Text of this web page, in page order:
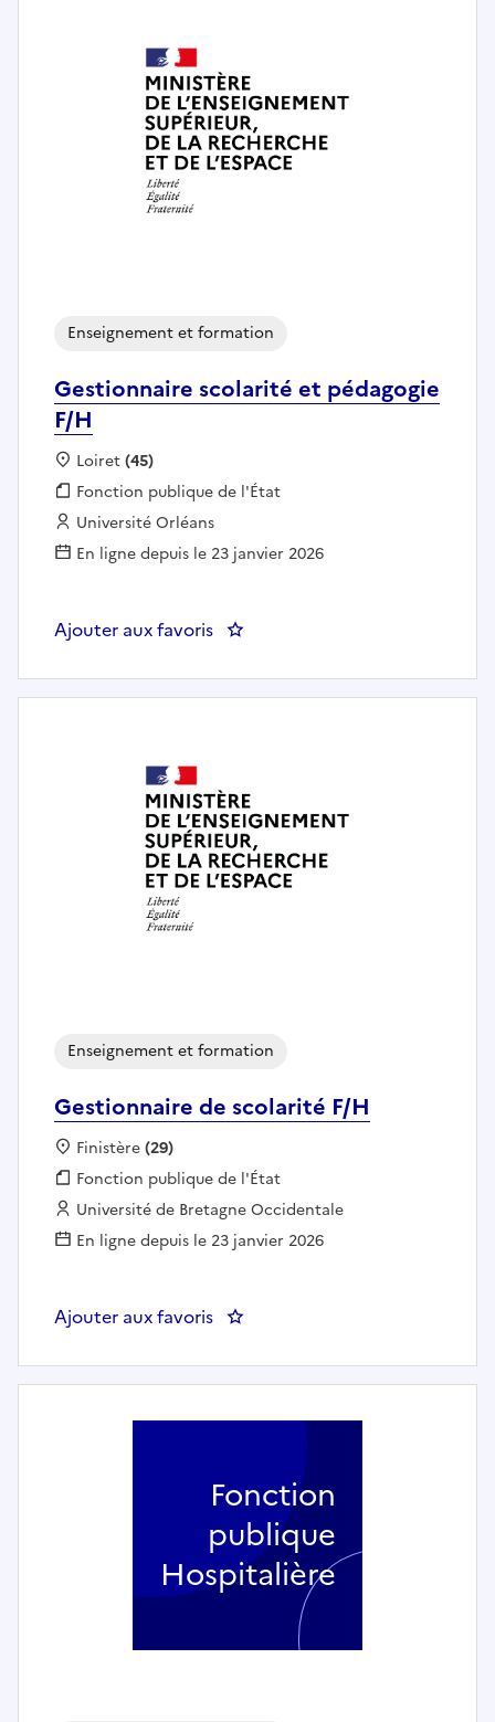
Gestionnaire scolarité et pédagogie
F/H
Enseignement et formation
Localisation :
Loiret(45)
Fonction publique :
Fonction publique de l'État
Employeur :
Université Orléans
En ligne depuis le 23 janvier 2026
Ajouter aux favoris : Gestionnaire scolarité et
Gestionnaire de scolarité F/H
Enseignement et formation
Localisation :
Finistère(29)
Fonction publique :
Fonction publique de l'État
Employeur :
Université de Bretagne Occidentale
En ligne depuis le 23 janvier 2026
Ajouter aux favoris : Gestionnaire de scolarité F/H
Fonction
publique
Hospitalière